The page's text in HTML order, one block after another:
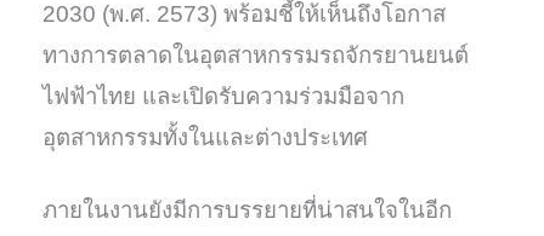
2030 (พ.ศ. 2573) พร้อมชี้ให้เห็นถึงโอกาส
ทางการตลาดในอุตสาหกรรมรถจักรยานยนต์
ไฟฟ้าไทย และเปิดรับความร่วมมือจาก
อุตสาหกรรมทั้งในและต่างประเทศ
ภายในงานยังมีการบรรยายที่น่าสนใจในอีก